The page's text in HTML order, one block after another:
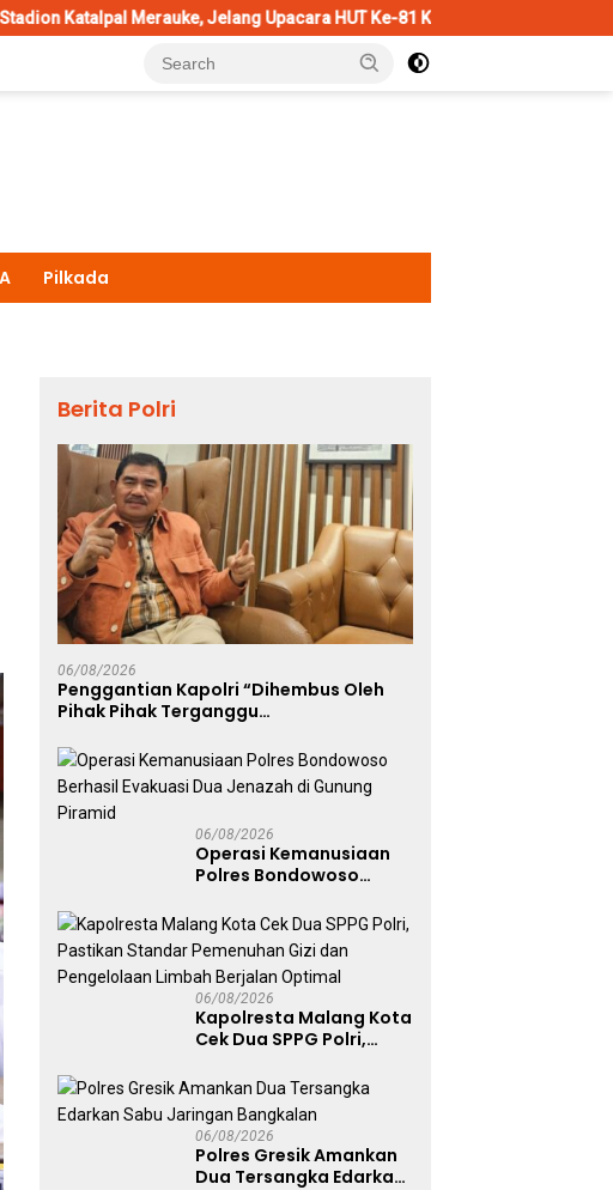
Jelang Upacara HUT Ke-81 Kemerdekaan RI
Pilkada
Berita Polri
06/08/2026
Penggantian Kapolri “Dihembus Oleh
Pihak Pihak Terganggu
06/08/2026
Operasi Kemanusiaan
Polres Bondowoso
Jenazah di Gunung
Piramid
06/08/2026
Kapolresta Malang Kota
Cek Dua SPPG Polri,
Pemenuhan Gizi dan
Pengelolaan Limbah
Berjalan Optimal
06/08/2026
Polres Gresik Amankan
Dua Tersangka Edarkan